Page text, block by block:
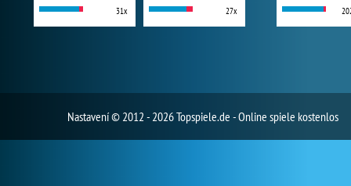
31x 27x
Nastavení© 2012 - 2026 Topspiele.de - Online spiele kostenlos